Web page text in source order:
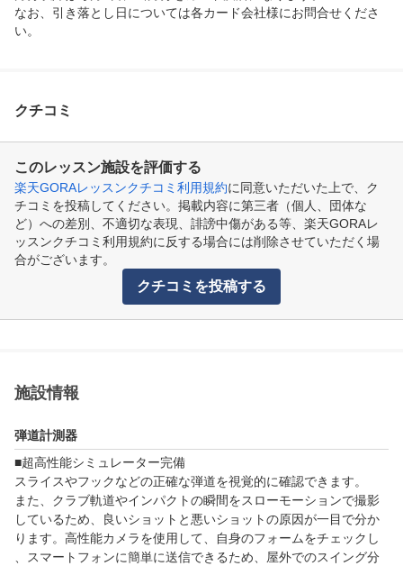
なお、引き落とし日については各カード会社様にお問合せくださ
い。
クチコミ
このレッスン施設を評価する
楽天GORAレッスンクチコミ利用規約に同意いただいた上で、ク
チコミを投稿してください。掲載内容に第三者（個人、団体な
ど）への差別、不適切な表現、誹謗中傷がある等、楽天GORAレ
ッスンクチコミ利用規約に反する場合には削除させていただく場
合がございます。
クチコミを投稿する
施設情報
弾道計測器
■超高性能シミュレーター完備
スライスやフックなどの正確な弾道を視覚的に確認できます。
また、クラブ軌道やインパクトの瞬間をスローモーションで撮影
しているため、良いショットと悪いショットの原因が一目で分か
ります。高性能カメラを使用して、自身のフォームをチェックし
、スマートフォンに簡単に送信できるため、屋外でのスイング分